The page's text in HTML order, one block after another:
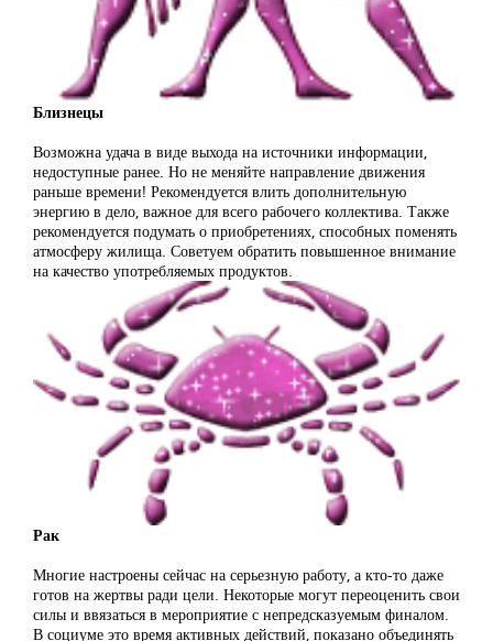
Близнецы
Возможна удача в виде выхода на источники информации,
недоступные ранее. Но не меняйте направление движения
раньше времени! Рекомендуется влить дополнительную
энергию в дело, важное для всего рабочего коллектива. Также
рекомендуется подумать о приобретениях, способных поменять
атмосферу жилища. Советуем обратить повышенное внимание
на качество употребляемых продуктов.
Рак
Многие настроены сейчас на серьезную работу, а кто-то даже
готов на жертвы ради цели. Некоторые могут переоценить свои
силы и ввязаться в мероприятие с непредсказуемым финалом.
В социуме это время активных действий, показано объединять